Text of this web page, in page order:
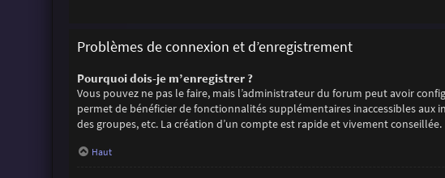
Problèmes de connexion et d’enregistrement
Pourquoi dois-je m’enregistrer ?
Vous pouvez ne pas le faire, mais l’administrateur du forum peut avoir
permet de bénéficier de fonctionnalités supplémentaires inaccessibles aux
des groupes, etc. La création d’un compte est rapide et vivement conseillée.
Haut